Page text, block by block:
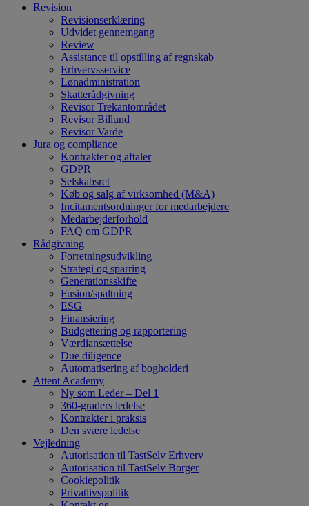
Revision
Revisionserklæring
Udvidet gennemgang
Review
Assistance til opstilling af regnskab
Erhvervsservice
Lønadministration
Skatterådgivning
Revisor Trekantområdet
Revisor Billund
Revisor Varde
Jura og compliance
Kontrakter og aftaler
GDPR
Selskabsret
Køb og salg af virksomhed (M&A)
Incitamentsordninger for medarbejdere
Medarbejderforhold
FAQ om GDPR
Rådgivning
Forretningsudvikling
Strategi og sparring
Generationsskifte
Fusion/spaltning
ESG
Finansiering
Budgettering og rapportering
Værdiansættelse
Due diligence
Automatisering af bogholderi
Attent Academy
Ny som Leder – Del 1
360-graders ledelse
Kontrakter i praksis
Den svære ledelse
Vejledning
Autorisation til TastSelv Erhverv
Autorisation til TastSelv Borger
Cookiepolitik
Privatlivspolitik